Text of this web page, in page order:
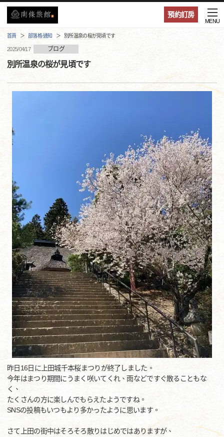
預約訂房
MENU
首頁 部落格·通知 別所温泉の桜が見頃です
2025/04/17 ブログ
別所温泉の桜が見頃です
昨日16日に上田城千本桜まつりが終了しました。
今年はまつり期間にうまく咲いてくれ、雨などですぐ散ることもな
く、
たくさんの方に楽しんでもらえたようですね。
SNSの投稿もいつもより多かったように思います。
さて上田の街中はそろそろ散りはじめではありますが、